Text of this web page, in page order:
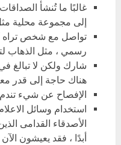
غالبًا ما تُنشأ
إلى مجموعة محلية
تواصل مع شخص تراه
رسمي ، مثل الذهاب
شارك ولكن لا تبالغ في
هناك حاجة إلى قدر
الإفصاح عن شيء تندم
استخدام وسائل
الأصدقاء القدامى
أبدًا ، فقد يعيشون